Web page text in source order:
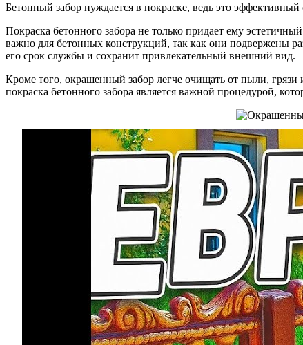
Бетонный забор нуждается в покраске, ведь это
Покраска бетонного забора не только придает ему
важно для бетонных конструкций, так как они подвержены
его срок службы и сохранит привлекательный внешний вид.
Кроме того, окрашенный забор легче очищать от пыли,
покраска бетонного забора является важной процедурой,